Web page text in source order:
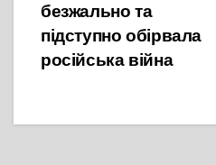
безжально та
підступно обірвала
російська війна